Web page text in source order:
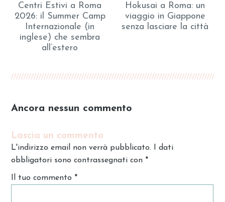
Centri Estivi a Roma
2026: il Summer Camp
Internazionale (in
inglese) che sembra
all’estero
Hokusai a Roma: un
viaggio in Giappone
senza lasciare la città
Ancora nessun commento
Lascia un commento
L'indirizzo email non verrà pubblicato. I dati
obbligatori sono contrassegnati con *
Il tuo commento *